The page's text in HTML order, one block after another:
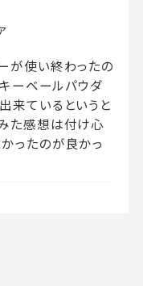
が使い終わったの
ーベールパウダ
来ているというと
た感想は付け心
ったのが良かっ